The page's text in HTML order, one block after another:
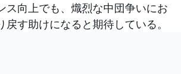
ス向上でも、熾烈な中団争いにお
戻す助けになると期待している。